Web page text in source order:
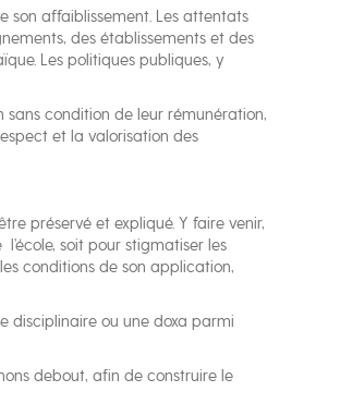
son affaiblissement. Les attentats
des établissements et des
Les politiques publiques, y
sans condition de leur rémunération,
et la valorisation des
préservé et expliqué. Y faire venir,
soit pour stigmatiser les
conditions de son application,
disciplinaire ou une doxa parmi
debout, afin de construire le